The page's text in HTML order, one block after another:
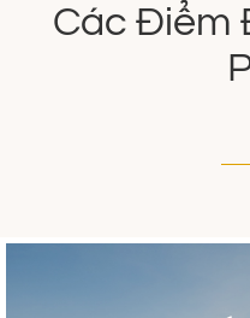
Các Điểm